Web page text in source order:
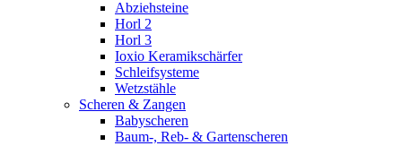
Abziehsteine
Horl 2
Horl 3
Ioxio Keramikschärfer
Schleifsysteme
Wetzstähle
Scheren & Zangen
Babyscheren
Baum-, Reb- & Gartenscheren